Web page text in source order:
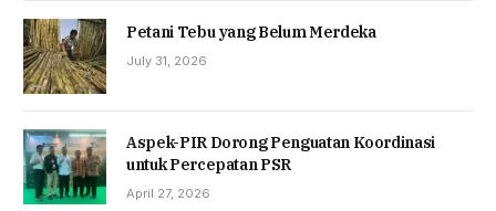
Petani Tebu yang Belum Merdeka
July 31, 2026
Aspek-PIR Dorong Penguatan Koordinasi
untuk Percepatan PSR
April 27, 2026